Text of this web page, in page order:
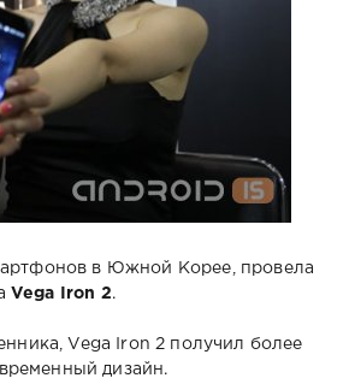
в Южной Корее, провела
Vega Iron 2.
Vega Iron 2 получил более
дизайн.